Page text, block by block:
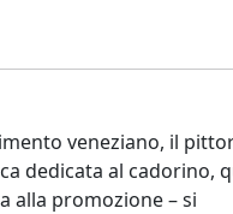
veneziano, il
dedicata al cadorino,
alla promozione – si